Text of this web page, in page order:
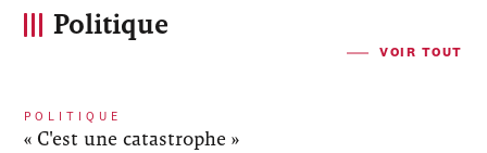
Politique
VOIR TOUT
POLITIQUE
« C'est une catastrophe »